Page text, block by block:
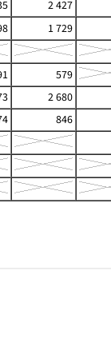
2 427
1 729
579
2 680
846